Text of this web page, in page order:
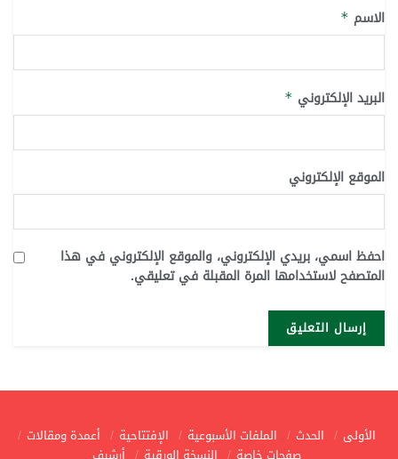
الاسم *
البريد الإلكتروني *
الموقع الإلكتروني
احفظ اسمي، بريدي الإلكتروني، والموقع الإلكتروني في هذا
المتصفح لاستخدامها المرة المقبلة في تعليقي.
الأولى الحدث الملفات الأسبوعية الإفتتاحية
أعمدة ومقالات